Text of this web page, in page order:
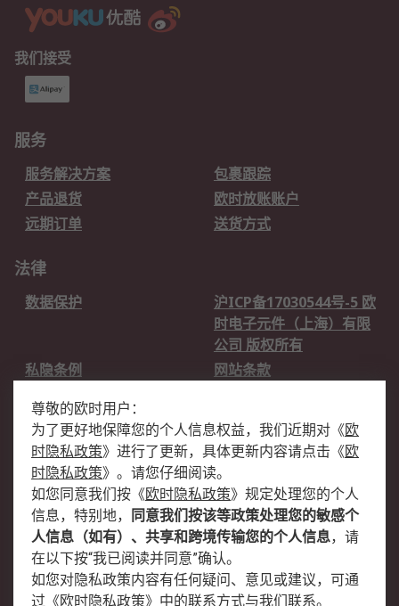
我们接受
服务
服务解决方案
包裹跟踪
产品退货
欧时放账账户
远期订单
送货方式
法律
数据保护
沪ICP备17030544号-5 欧
时电子元件（上海）有限
公司 版权所有
私隐条例
网站条款
关于欧时
欧时销售条款
账户和付款
企业集团
全球办事处
关于我们
新闻中心
加入我们
尊敬的欧时用户：
为了更好地保障您的个人信息权益，我们近期对 《欧
时隐私政策》 进行了更新，具体更新内容请点击 《欧
时隐私政策》 。请您仔细阅读。
如您同意我们按 《欧时隐私政策》 规定处理您的个人
信息，特别地，
同意我们按该等政策处理您的敏感个
人信息（如有）、共享和跨境传输您的个人信息，请
在以下按“我已阅读并同意”确认。
如您对隐私政策内容有任何疑问、意见或建议，可通
过 《欧时隐私政策》 中的联系方式与我们联系。